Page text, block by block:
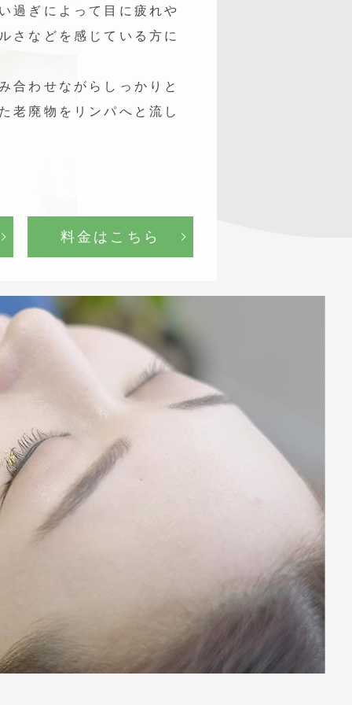
過ぎによって目に疲れや
さなどを感じている方に
合わせながらしっかりと
老廃物をリンパへと流し
料金はこちら